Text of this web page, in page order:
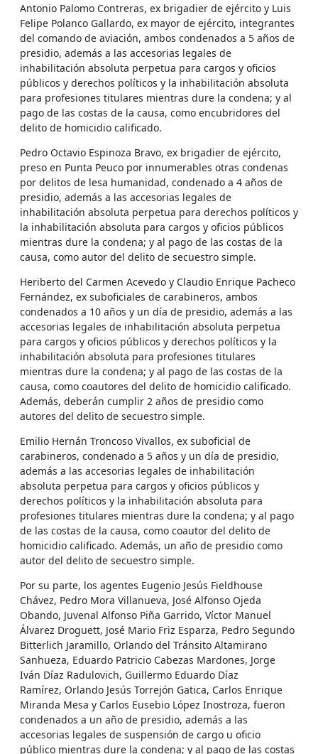
Antonio Palomo Contreras, ex brigadier de ejército y Luis
Felipe Polanco Gallardo, ex mayor de ejército, integrantes
del comando de aviación, ambos condenados a 5 años de
presidio, además a las accesorias legales de
inhabilitación absoluta perpetua para cargos y oficios
públicos y derechos políticos y la inhabilitación absoluta
para profesiones titulares mientras dure la condena; y al
pago de las costas de la causa, como encubridores del
delito de homicidio calificado.
Pedro Octavio Espinoza Bravo, ex brigadier de ejército,
preso en Punta Peuco por innumerables otras condenas
por delitos de lesa humanidad, condenado a 4 años de
presidio, además a las accesorias legales de
inhabilitación absoluta perpetua para derechos políticos y
la inhabilitación absoluta para cargos y oficios públicos
mientras dure la condena; y al pago de las costas de la
causa, como autor del delito de secuestro simple.
Heriberto del Carmen Acevedo y Claudio Enrique Pacheco
Fernández, ex suboficiales de carabineros, ambos
condenados a 10 años y un día de presidio, además a las
accesorias legales de inhabilitación absoluta perpetua
para cargos y oficios públicos y derechos políticos y la
inhabilitación absoluta para profesiones titulares
mientras dure la condena; y al pago de las costas de la
causa, como coautores del delito de homicidio calificado.
Además, deberán cumplir 2 años de presidio como
autores del delito de secuestro simple.
Emilio Hernán Troncoso Vivallos, ex suboficial de
carabineros, condenado a 5 años y un día de presidio,
además a las accesorias legales de inhabilitación
absoluta perpetua para cargos y oficios públicos y
derechos políticos y la inhabilitación absoluta para
profesiones titulares mientras dure la condena; y al pago
de las costas de la causa, como coautor del delito de
homicidio calificado. Además, un año de presidio como
autor del delito de secuestro simple.
Por su parte, los agentes Eugenio Jesús Fieldhouse
Chávez, Pedro Mora Villanueva, José Alfonso Ojeda
Obando, Juvenal Alfonso Piña Garrido, Víctor Manuel
Álvarez Droguett, José Mario Friz Esparza, Pedro Segundo
Bitterlich Jaramillo, Orlando del Tránsito Altamirano
Sanhueza, Eduardo Patricio Cabezas Mardones, Jorge
Iván Díaz Radulovich, Guillermo Eduardo Díaz
Ramírez, Orlando Jesús Torrejón Gatica, Carlos Enrique
Miranda Mesa y Carlos Eusebio López Inostroza, fueron
condenados a un año de presidio, además a las
accesorias legales de suspensión de cargo u oficio
público mientras dure la condena; y al pago de las costas